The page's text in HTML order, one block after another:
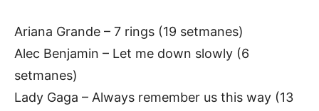
Ariana Grande – 7 rings (19 setmanes)
Alec Benjamin – Let me down slowly (6
setmanes)
Lady Gaga – Always remember us this way (13